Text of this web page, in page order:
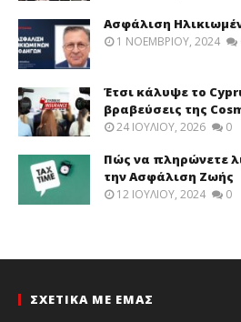
Ασφάλιση
1 ΝΟΕΜΒΡΊΟΥ, 2024
Έτσι κάλυψε το
βραβεύσεις της
24 ΙΟΥΛΊΟΥ, 2026 0
Πώς να πληρώνετε
την Ασφάλιση Ζωής
12 ΙΟΥΛΊΟΥ, 2024 0
ΣΧΕΤΙΚΑ ΜΕ ΕΜΑΣ